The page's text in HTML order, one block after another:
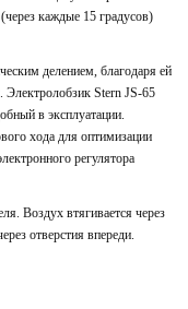
каждые 15 градусов)
делением, благодаря ей
Электролобзик Stern JS-65
в эксплуатации.
хода для оптимизации
регулятора
Воздух втягивается через
отверстия впереди.